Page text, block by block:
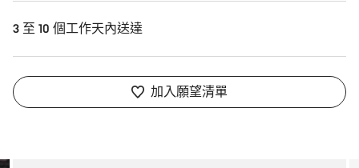
3 至 10 個工作天內送達
加入願望清單